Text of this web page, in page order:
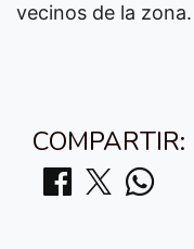
vecinos de la zona.
COMPARTIR: